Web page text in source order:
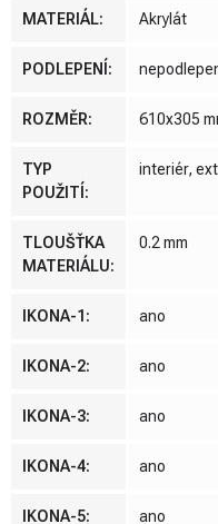
MATERIÁL: Akrylát
PODLEPENÍ :
ROZMĚR: 610x305
TYP
POUŽITÍ :
interiér,
TLOUŠŤKA
MATERIÁLU:
0.2 mm
IKONA-1 : ano
IKONA-2: ano
IKONA-3: ano
IKONA-4: ano
IKONA-5: ano